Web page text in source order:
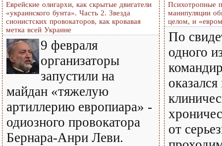
Еврейские олигархи, как скрытые двигатели
«украинского бунта». Часть 2. Звезда
сионистских провокаторов, как кровавая
метка всей Украине
9 февраля
организаторы
запустили на
майдан «тяжелую
артиллерию европиара» -
одиозного провокатора
Бернара-Анри Леви.
Психотропные
манипуляции
целом, и
По
одного
от